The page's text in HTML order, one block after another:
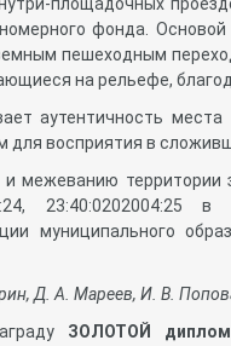
фонда.
пешеходным
на рельефе,
аутентичность
для восприятия в
межеванию
муниципального
Д. А. Мареев, И. В.
ЗОЛОТОЙ